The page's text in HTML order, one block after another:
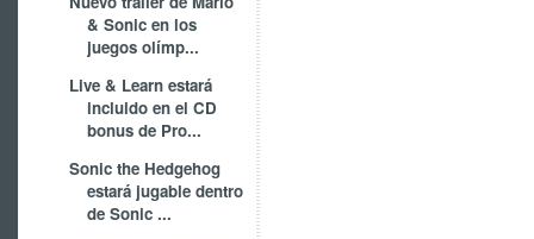
& Sonic en los
juegos olímp...
Live & Learn estará
incluido en el CD
bonus de Pro...
Sonic the Hedgehog
estará jugable dentro
de Sonic ...